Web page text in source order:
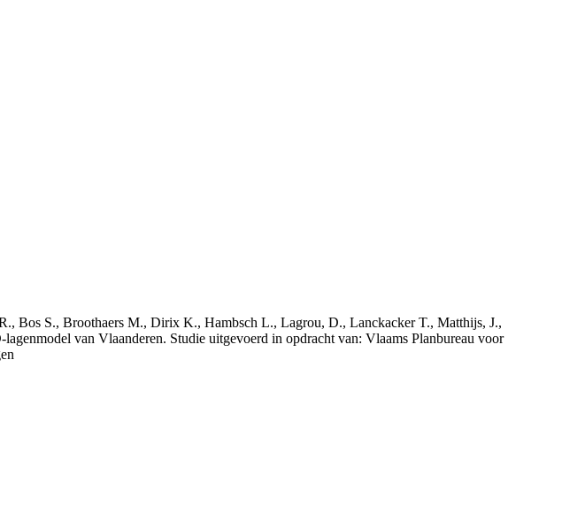
Bos S., Broothaers M., Dirix K., Hambsch L., Lagrou, D., Lanckacker T., Matthijs, J.,
van Vlaanderen. Studie uitgevoerd in opdracht van: Vlaams Planbureau voor